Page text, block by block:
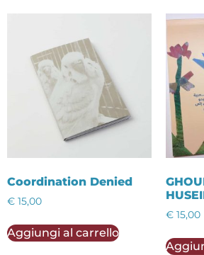
Coordination Denied
€ 15,00
Aggiungi al carrello
€ 15,00